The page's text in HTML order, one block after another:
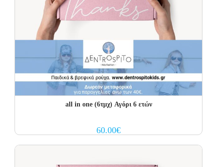
all in one (6τμχ) Αγόρι 6 ετών
60.00€